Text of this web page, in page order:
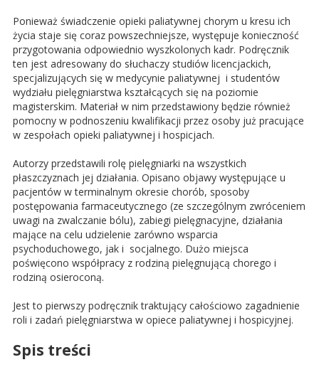
Ponieważ świadczenie opieki paliatywnej chorym u kresu ich
życia staje się coraz powszechniejsze, występuje konieczność
przygotowania odpowiednio wyszkolonych kadr. Podręcznik
ten jest adresowany do słuchaczy studiów licencjackich,
specjalizujących się w medycynie paliatywnej i studentów
wydziału pielęgniarstwa kształcących się na poziomie
magisterskim. Materiał w nim przedstawiony będzie również
pomocny w podnoszeniu kwalifikacji przez osoby już pracujące
w zespołach opieki paliatywnej i hospicjach.
Autorzy przedstawili rolę pielęgniarki na wszystkich
płaszczyznach jej działania. Opisano objawy występujące u
pacjentów w terminalnym okresie chorób, sposoby
postępowania farmaceutycznego (ze szczególnym zwróceniem
uwagi na zwalczanie bólu), zabiegi pielęgnacyjne, działania
mające na celu udzielenie zarówno wsparcia
psychoduchowego, jak i socjalnego. Dużo miejsca
poświęcono współpracy z rodziną pielęgnującą chorego i
rodziną osieroconą.
Jest to pierwszy podręcznik traktujący całościowo zagadnienie
roli i zadań pielęgniarstwa w opiece paliatywnej i hospicyjnej.
Spis treści